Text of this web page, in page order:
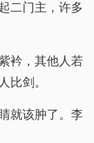
二门主，许多
衿，其他人若
比剑。
就该肿了。李